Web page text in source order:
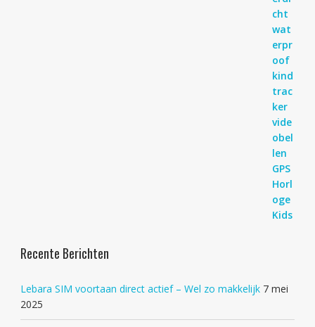
Recente Berichten
Lebara SIM voortaan direct actief – Wel zo makkelijk 7 mei
2025